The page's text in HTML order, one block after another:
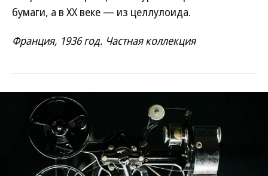
бумаги, а в ХХ веке — из целлулоида.
Франция, 1936 год. Частная коллекция